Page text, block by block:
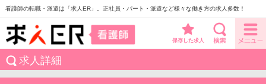
看護師の転職・派遣は「求人ER」。正社員・パート・派遣など様々な働き方の求人多数！
保存した求人
求人詳細